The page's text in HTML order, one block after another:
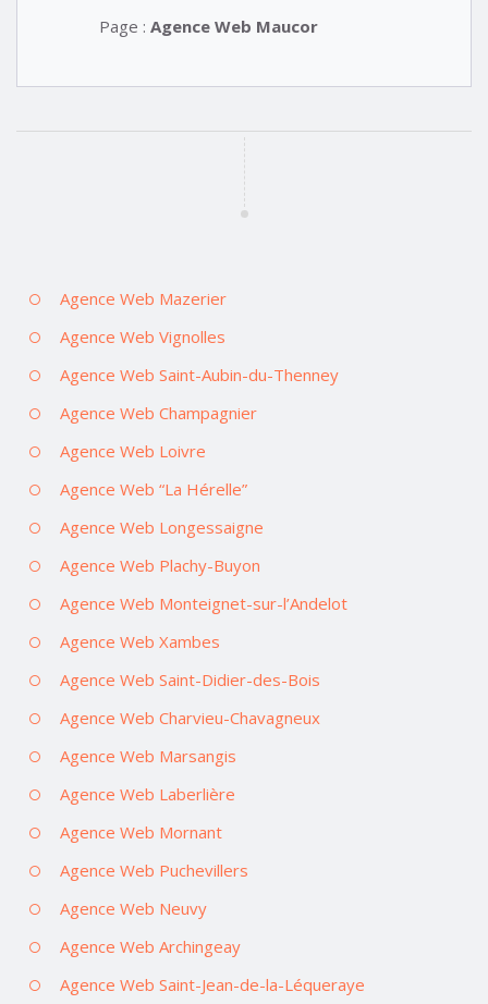
Page : Agence Web Maucor
Agence Web Mazerier
Agence Web Vignolles
Agence Web Saint-Aubin-du-Thenney
Agence Web Champagnier
Agence Web Loivre
Agence Web “La Hérelle”
Agence Web Longessaigne
Agence Web Plachy-Buyon
Agence Web Monteignet-sur-l’Andelot
Agence Web Xambes
Agence Web Saint-Didier-des-Bois
Agence Web Charvieu-Chavagneux
Agence Web Marsangis
Agence Web Laberlière
Agence Web Mornant
Agence Web Puchevillers
Agence Web Neuvy
Agence Web Archingeay
Agence Web Saint-Jean-de-la-Léqueraye